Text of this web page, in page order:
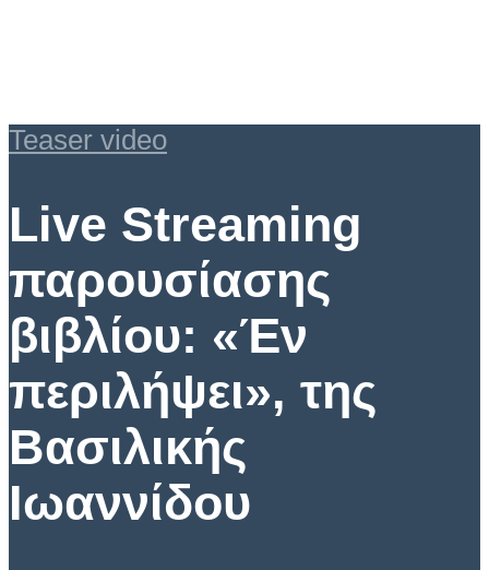
Teaser video
Live Streaming
παρουσίασης
βιβλίου: «Έν
περιλήψει», της
Βασιλικής
Ιωαννίδου